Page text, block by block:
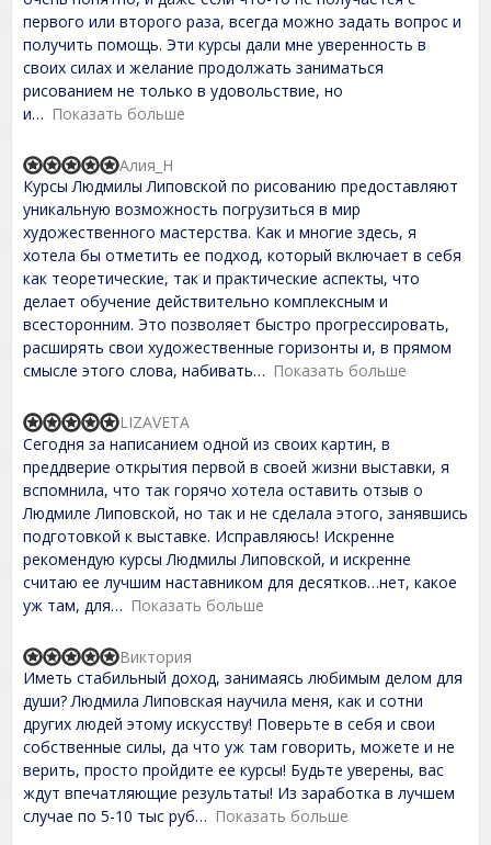
d
5
,
0
o
u
t
5
первого или второго раза, всегда можно задать вопрос и
получить помощь. Эти курсы дали мне уверенность в
своих силах и желание продолжать заниматься
рисованием не только в удовольствие, но
и
Показать больше
R
a
t
e
d
5
,
0
o
u
t
o
f
Курсы Людмилы Липовской по рисованию предоставляют
уникальную возможность погрузиться в мир
художественного мастерства. Как и многие здесь, я
хотела бы отметить ее подход, который включает в себя
как теоретические, так и практические аспекты, что
делает обучение действительно комплексным и
всесторонним. Это позволяет быстро прогрессировать,
расширять свои художественные горизонты и, в прямом
смысле этого слова, набивать
Показать больше
Алия_Н
R
a
t
d
5
,
0
o
u
t
5
Сегодня за написанием одной из своих картин, в
преддверие открытия первой в своей жизни выставки, я
вспомнила, что так горячо хотела оставить отзыв о
Людмиле Липовской, но так и не сделала этого, занявшись
подготовкой к выставке. Исправляюсь! Искренне
рекомендую курсы Людмилы Липовской, и искренне
считаю ее лучшим наставником для десятков…нет, какое
уж там, для
Показать больше
LIZAVETA
R
a
t
e
d
5
,
0
o
u
Иметь стабильный доход, занимаясь любимым делом для
души? Людмила Липовская научила меня, как и сотни
других людей этому искусству! Поверьте в себя и свои
собственные силы, да что уж там говорить, можете и не
верить, просто пройдите ее курсы! Будьте уверены, вас
ждут впечатляющие результаты! Из заработка в лучшем
случае по 5-10 тыс руб
Показать больше
Виктория